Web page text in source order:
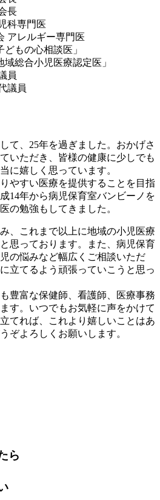
⻑
科専門医
アレルギー専門医
もの心相談医」
総合小児医療認定医」
員
議員
て、25年を過ぎました。おかげさ
いただき、皆様の健康に少しでも
に嬉しく思っています。
やすい医療を提供することを目指
14年から病児保育室バンビーノを
の勉強もしてきました。
、これまで以上に地域の小児医療
思っております。また、病児保育
の悩みなど幅広くご相談いただ
立てるよう頑張っていこうと思っ
豊富な保健師、看護師、医療事務
す。いつでもお気軽に声をかけて
てれば、これより嬉しいことはあ
ぞよろしくお願いします。
ら